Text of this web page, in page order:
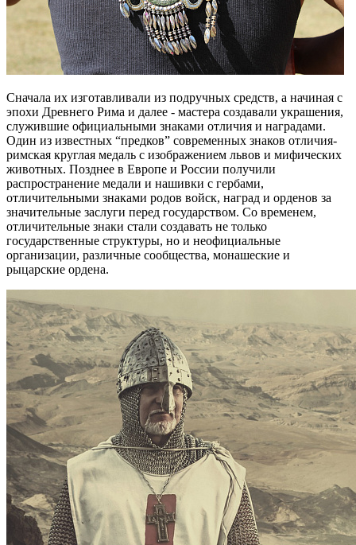
Сначала их изготавливали из подручных средств, а начиная с
эпохи Древнего Рима и далее - мастера создавали украшения,
служившие официальными знаками отличия и наградами.
Один из известных “предков” современных знаков отличия-
римская круглая медаль с изображением львов и мифических
животных. Позднее в Европе и России получили
распространение медали и нашивки с гербами,
отличительными знаками родов войск, наград и орденов за
значительные заслуги перед государством. Со временем,
отличительные знаки стали создавать не только
государственные структуры, но и неофициальные
организации, различные сообщества, монашеские и
рыцарские ордена.